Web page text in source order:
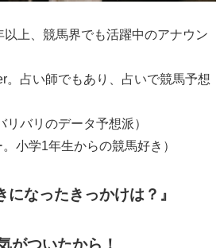
以上、競馬界でも活躍中のアナウン
。占い師でもあり、占いで競馬予想
リバリのデータ予想派）
小学1年生からの競馬好き）
になったきっかけは？』
がついたから！